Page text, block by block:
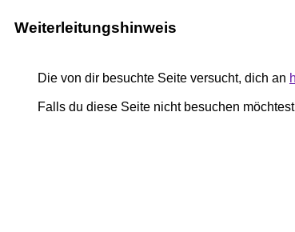
Weiterleitungshinweis
Die von dir besuchte Seite versucht, dich an
Falls du diese Seite nicht besuchen